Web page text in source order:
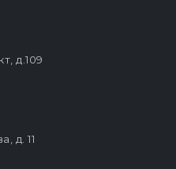
д.109
д. 11